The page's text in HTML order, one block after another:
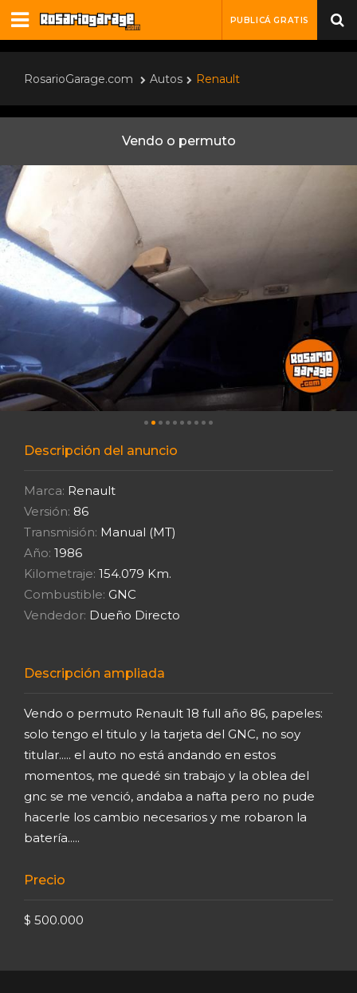
PUBLICÁ GRATIS
RosarioGarage.com Autos Renault
Vendo o permuto
Descripción del anuncio
Marca: Renault
Versión: 86
Transmisión: Manual (MT)
Año: 1986
Kilometraje: 154.079 Km.
Combustible: GNC
Vendedor: Dueño Directo
Descripción ampliada
Vendo o permuto Renault 18 full año 86, papeles:
solo tengo el titulo y la tarjeta del GNC, no soy
titular..... el auto no está andando en estos
momentos, me quedé sin trabajo y la oblea del
gnc se me venció, andaba a nafta pero no pude
hacerle los cambio necesarios y me robaron la
batería.....
Precio
$ 500.000